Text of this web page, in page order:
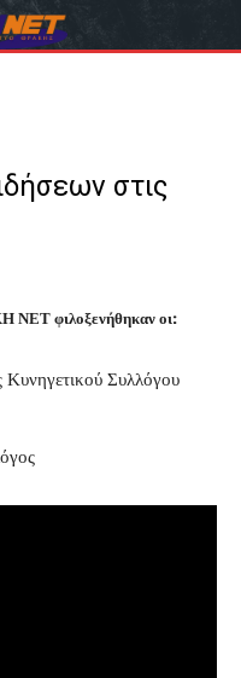
στις
ΝΕΤ φιλοξενήθηκαν οι:
Συλλόγου